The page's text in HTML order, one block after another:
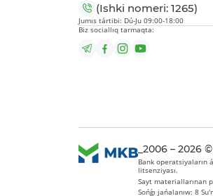
(Ishki nomeri: 1265)
Jumıs tártibi: Dú-Ju 09:00-18:00
Biz sociallıq tarmaqta:
_2006 – 2026
Bank operatsiyaların
litsenziyası.
Sayt materiallarınan
Sońǵı jańalanıw: 8